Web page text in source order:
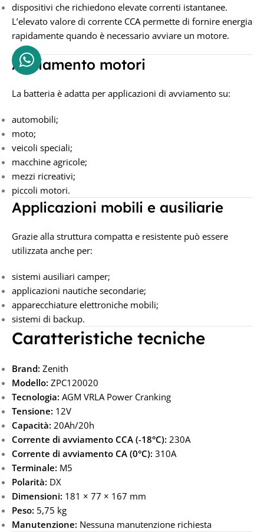
dispositivi che richiedono elevate correnti istantanee.
L’elevato valore di corrente CCA permette di fornire energia
rapidamente quando è necessario avviare un motore.
Avviamento motori
La batteria è adatta per applicazioni di avviamento su:
automobili;
moto;
veicoli speciali;
macchine agricole;
mezzi ricreativi;
piccoli motori.
Applicazioni mobili e ausiliarie
Grazie alla struttura compatta e resistente può essere
utilizzata anche per:
sistemi ausiliari camper;
applicazioni nautiche secondarie;
apparecchiature elettroniche mobili;
sistemi di backup.
Caratteristiche tecniche
Brand: Zenith
Modello: ZPC120020
Tecnologia: AGM VRLA Power Cranking
Tensione: 12V
Capacità: 20Ah/20h
Corrente di avviamento CCA (-18°C): 230A
Corrente di avviamento CA (0°C): 310A
Terminale: M5
Polarità: DX
Dimensioni: 181 × 77 × 167 mm
Peso: 5,75 kg
Manutenzione: Nessuna manutenzione richiesta